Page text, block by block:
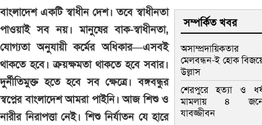
সম্পর্কিত খবর
অসাম্প্রদায়িকতার
মেলবন্ধন-ই হোক
উল্লাস
শেরপুরে হত্যা ও
মামলায় ৪
যাবজ্জীবন
বাংলাদেশ একটি স্বাধীন দেশ। তবে স্বাধীনতা
পাওয়াই সব নয়। মানুষের বাক-স্বাধীনতা,
যোগ্যতা অনুযায়ী কর্মের অধিকার—এসবই
থাকতে হবে। ক্রয়ক্ষমতা থাকতে হবে সবার।
দুর্নীতিমুক্ত হতে হবে সব ক্ষেত্রে। বঙ্গবন্ধুর
স্বপ্নের বাংলাদেশ আমরা পাইনি। আজ শিশু ও
নারীর নিরাপত্তা নেই। শিশু নির্যাতন যে হারে